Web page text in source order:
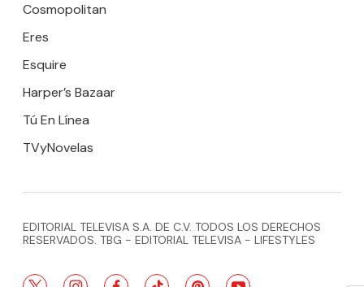
Cosmopolitan
Eres
Esquire
Harper’s Bazaar
Tú En Línea
TVyNovelas
EDITORIAL TELEVISA S.A. DE C.V. TODOS LOS DERECHOS
RESERVADOS. TBG - EDITORIAL TELEVISA - LIFESTYLES